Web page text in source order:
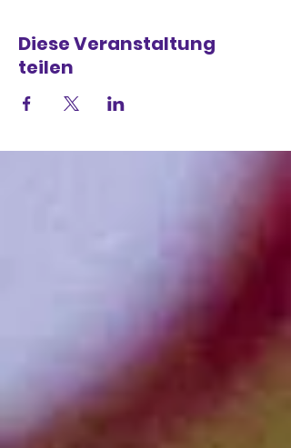
Diese Veranstaltung
teilen